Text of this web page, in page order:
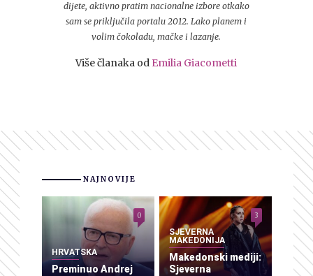
dijete, aktivno pratim nacionalne izbore otkako
sam se priključila portalu 2012. Lako planem i
volim čokoladu, mačke i lazanje.
Više članaka od Emilia Giacometti
NAJNOVIJE
HRVATSKA
Preminuo Andrej
0
SJEVERNA
MAKEDONIJA
Makedonski mediji:
Sjeverna
3